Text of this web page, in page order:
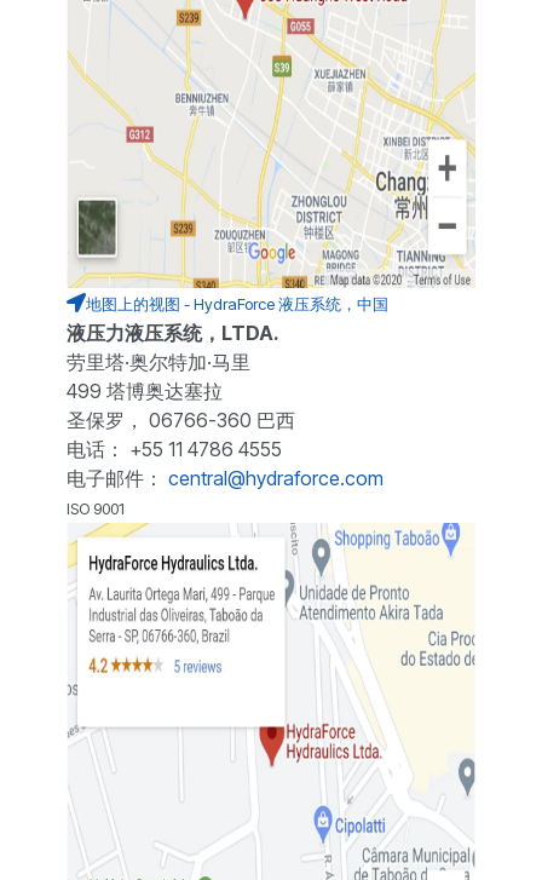
地图上的视图 - HydraForce 液压系统，中国
液压力液压系统，LTDA.
劳里塔·奥尔特加·马里
499 塔博奥达塞拉
圣保罗， 06766-360 巴西
电话： +55 11 4786 4555
电子邮件： central@hydraforce.com
ISO 9001